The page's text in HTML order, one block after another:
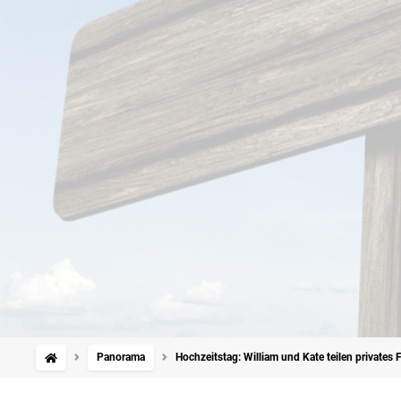
Panorama Hochzeitstag: William und Kate teilen privates